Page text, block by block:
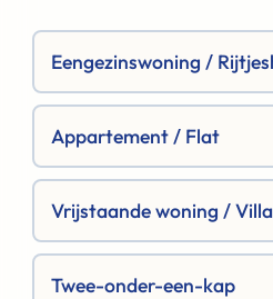
Eengezinswoning /
Appartement / Flat
Vrijstaande woning / Villa
Twee-onder-een-kap